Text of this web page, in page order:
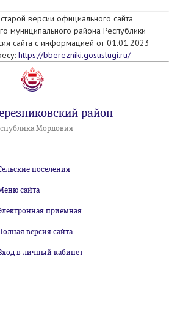
версии официального сайта
муниципального района Республики
сайта с информацией от 01.01.2023
https://bberezniki.gosuslugi.ru/
район
Мордовия
поселения
сайта
приемная
версия сайта
в личный кабинет